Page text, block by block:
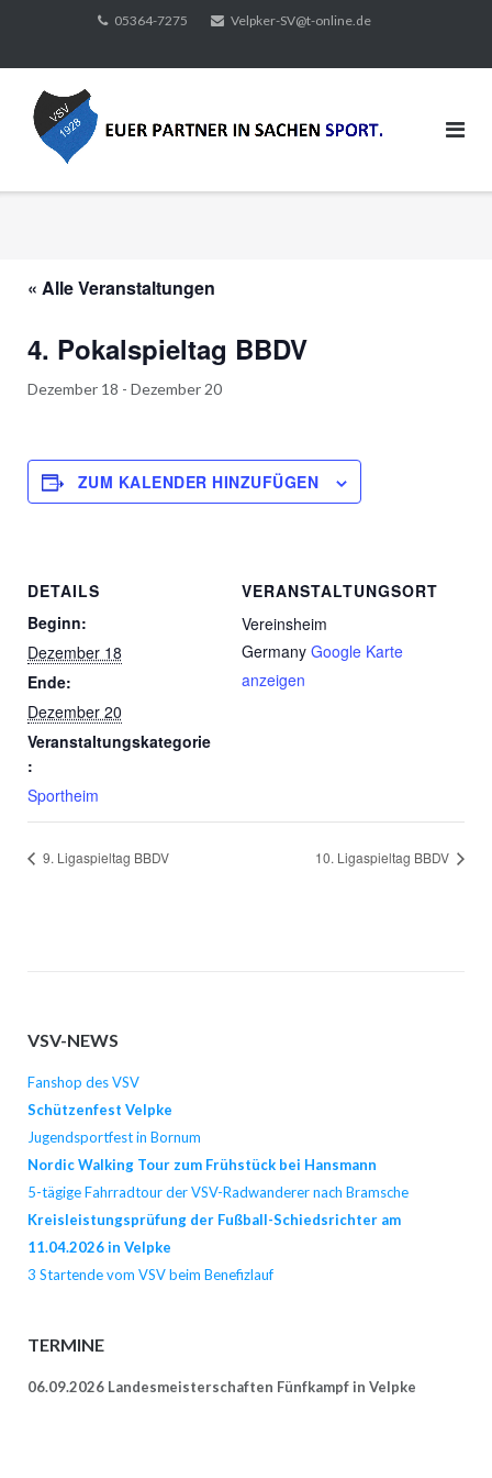
Inhalt
05364-7275 Velpker-SV@t-online.de
« Alle Veranstaltungen
4. Pokalspieltag BBDV
Dezember 18 - Dezember 20
ZUM KALENDER HINZUFÜGEN
DETAILS
Beginn:
Dezember 18
Ende:
Dezember 20
Veranstaltungskategorie
:
Sportheim
VERANSTALTUNGSORT
Vereinsheim
Germany Google Karte
anzeigen
9. Ligaspieltag BBDV 10. Ligaspieltag BBDV
VSV-NEWS
Fanshop des VSV
Schützenfest Velpke
Jugendsportfest in Bornum
Nordic Walking Tour zum Frühstück bei Hansmann
5-tägige Fahrradtour der VSV-Radwanderer nach Bramsche
Kreisleistungsprüfung der Fußball-Schiedsrichter am
11.04.2026 in Velpke
3 Startende vom VSV beim Benefizlauf
TERMINE
06.09.2026 Landesmeisterschaften Fünfkampf in Velpke